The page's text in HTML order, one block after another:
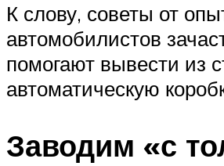
К слову, советы от
автомобилистов
помогают вывести из
автоматическую
Заводим «с